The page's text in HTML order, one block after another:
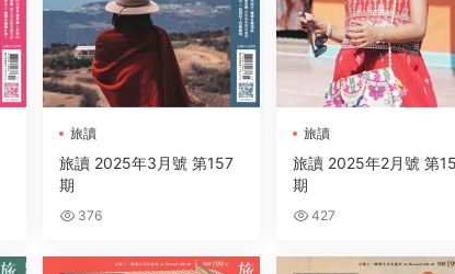
旅讀
旅讀 2025年3月號 第157
期
376
旅讀
旅讀 2025年2月號 第
期
427